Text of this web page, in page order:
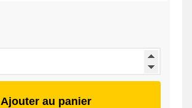
Ajouter au panier